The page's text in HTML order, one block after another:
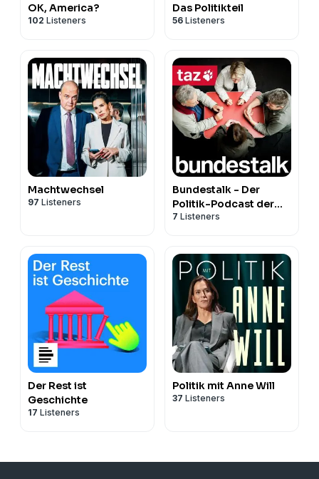
OK, America?
102 Listeners
Das Politikteil
56 Listeners
Machtwechsel
97 Listeners
Bundestalk - Der
Politik-Podcast der
taz
7 Listeners
Der Rest ist
Geschichte
17 Listeners
Politik mit Anne Will
37 Listeners